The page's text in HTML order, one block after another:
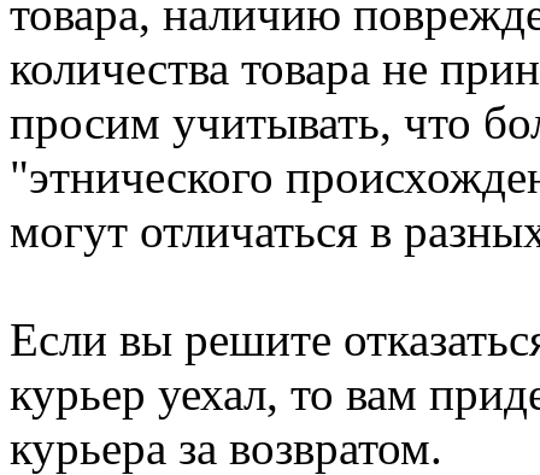
товара, наличию
количества товара не
просим учитывать, что
"этнического
могут отличаться в
Если вы решите
курьер уехал, то вам
курьера за возвратом.